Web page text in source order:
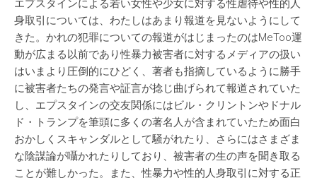
エプスタインによる若い女性や少女に対する性虐待や性的人
身取引については、わたしはあまり報道を見ないようにして
きた。かれの犯罪についての報道がはじまったのはMeToo運
動が広まる以前であり性暴力被害者に対するメディアの扱い
はいまより圧倒的にひどく、著者も指摘しているように勝手
に被害者たちの発言や証言が捻じ曲げられて報道されていた
し、エプスタインの交友関係にはビル・クリントンやドナル
ド・トランプを筆頭に多くの著名人が含まれていたため面白
おかしくスキャンダルとして騒がれたり、さらにはさまざま
な陰謀論が囁かれたりしており、被害者の生の声を聞き取る
ことが難しかった。また、性暴力や性的人身取引に対する正